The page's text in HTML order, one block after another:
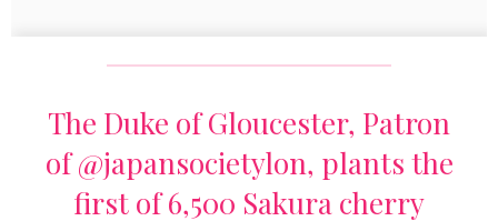
The Duke of Gloucester, Patron
of@japansocietylon, plants the
first of 6,500 Sakura cherry